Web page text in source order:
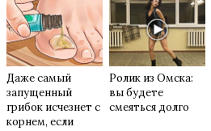
Даже самый
запущенный
грибок исчезнет с
корнем, если
Ролик из Омска:
вы будете
смеяться долго